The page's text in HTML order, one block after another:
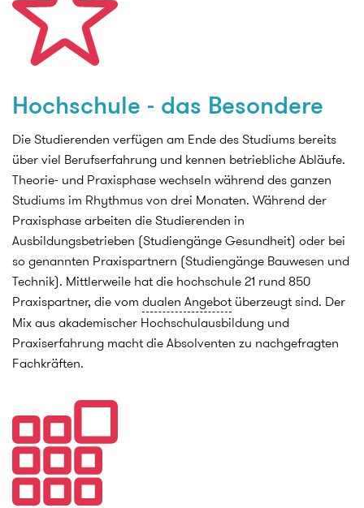
Hochschule - das Besondere
Die Studierenden verfügen am Ende des Studiums bereits
über viel Berufserfahrung und kennen betriebliche Abläufe.
Theorie- und Praxisphase wechseln während des ganzen
Studiums im Rhythmus von drei Monaten. Während der
Praxisphase arbeiten die Studierenden in
Ausbildungsbetrieben (Studiengänge Gesundheit) oder bei
so genannten Praxispartnern (Studiengänge Bauwesen und
Technik). Mittlerweile hat die hochschule 21 rund 850
Praxispartner, die vom dualen Angebotüberzeugt sind. Der
Mix aus akademischer Hochschulausbildung und
Praxiserfahrung macht die Absolventen zu nachgefragten
Fachkräften.